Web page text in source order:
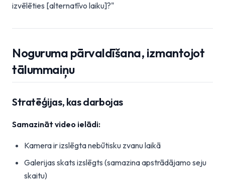
izvēlēties [alternatīvo laiku]?"
Noguruma pārvaldīšana, izmantojot
tālummaiņu
Stratēģijas, kas darbojas
Samazināt video ielādi:
Kamera ir izslēgta nebūtisku zvanu laikā
Galerijas skats izslēgts (samazina apstrādājamo seju
skaitu)